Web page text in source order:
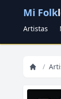
Mi Folk
Artistas
/